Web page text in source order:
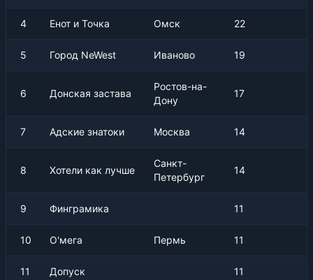
4 Енот и Точка Омск 22
5 Город NeWest Иваново 19
6 Донская застава
Ростов-на-
Дону
17
7 Адские знатоки Москва 14
8 Хотели как лучше
Санкт-
Петербург
14
9 Финграмика 11
10 О'мега Пермь 11
11 Допуск 11